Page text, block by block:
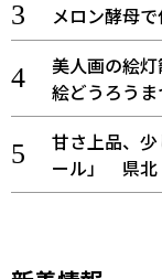
メロン酵母
美人画の絵
絵どうろうま
甘さ上品、
ール」 県北